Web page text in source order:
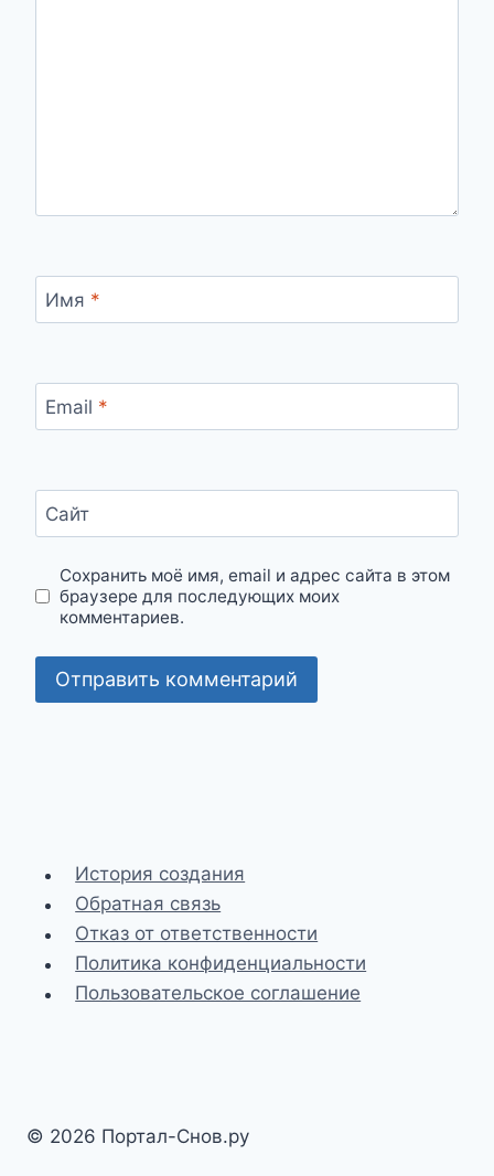
Имя *
Email *
Сайт
Сохранить моё имя, email и адрес сайта в этом
браузере для последующих моих
комментариев.
История создания
Обратная связь
Отказ от ответственности
Политика конфиденциальности
Пользовательское соглашение
© 2026 Портал-Снов.ру